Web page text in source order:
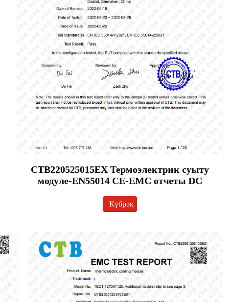
CTB220525015EX Термоэлектрик суыту
модуле-EN55014 CE-EMC отчеты DC
Күбрәк